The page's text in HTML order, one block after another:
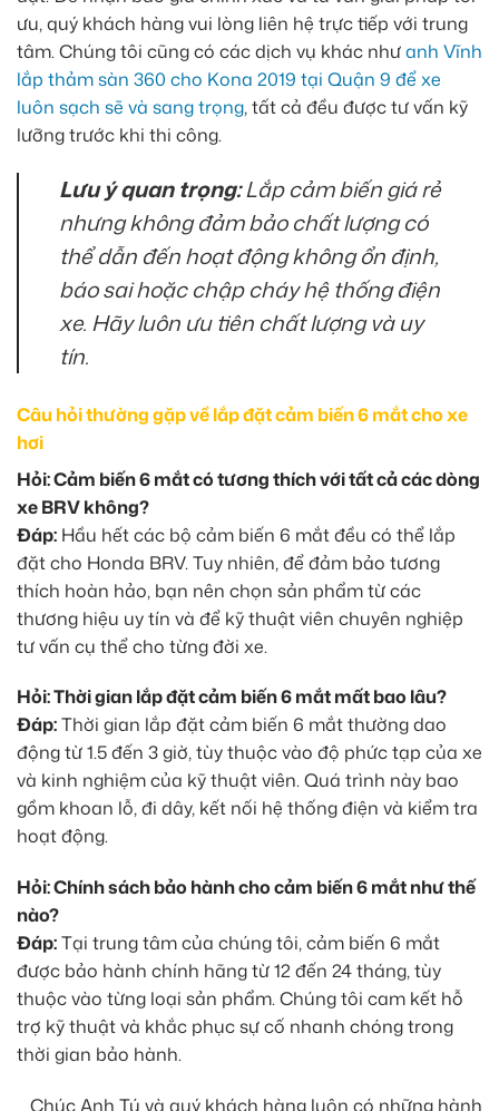
ưu, quý khách hàng vui lòng liên hệ trực tiếp với trung
tâm. Chúng tôi cũng có các dịch vụ khác nhưanh Vĩnh
lắp thảm sàn 360 cho Kona 2019 tại Quận 9 để xe
luôn sạch sẽ và sang trọng, tất cả đều được tư vấn kỹ
lưỡng trước khi thi công.
Lưu ý quan trọng:Lắp cảm biến giá rẻ
nhưng không đảm bảo chất lượng có
thể dẫn đến hoạt động không ổn định,
báo sai hoặc chập cháy hệ thống điện
xe. Hãy luôn ưu tiên chất lượng và uy
tín.
Câu hỏi thường gặp về lắp đặt cảm biến 6 mắt cho xe
hơi
Hỏi: Cảm biến 6 mắt có tương thích với tất cả các dòng
xe BRV không?
Đáp: Hầu hết các bộ cảm biến 6 mắt đều có thể lắp
đặt cho Honda BRV. Tuy nhiên, để đảm bảo tương
thích hoàn hảo, bạn nên chọn sản phẩm từ các
thương hiệu uy tín và để kỹ thuật viên chuyên nghiệp
tư vấn cụ thể cho từng đời xe.
Hỏi: Thời gian lắp đặt cảm biến 6 mắt mất bao lâu?
Đáp:Thời gian lắp đặt cảm biến 6 mắt thường dao
động từ 1.5 đến 3 giờ, tùy thuộc vào độ phức tạp của xe
và kinh nghiệm của kỹ thuật viên. Quá trình này bao
gồm khoan lỗ, đi dây, kết nối hệ thống điện và kiểm tra
hoạt động.
Hỏi: Chính sách bảo hành cho cảm biến 6 mắt như thế
nào?
Đáp:Tại trung tâm của chúng tôi, cảm biến 6 mắt
được bảo hành chính hãng từ 12 đến 24 tháng, tùy
thuộc vào từng loại sản phẩm. Chúng tôi cam kết hỗ
trợ kỹ thuật và khắc phục sự cố nhanh chóng trong
thời gian bảo hành.
Chúc Anh Tú và quý khách hàng luôn có những hành